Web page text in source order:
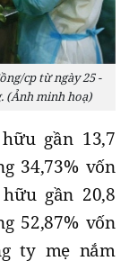
cp từ ngày 25 -
(Ảnh minh hoạ)
gần 13,7
34,73% vốn
gần 20,8
52,87% vốn
ty mẹ nắm